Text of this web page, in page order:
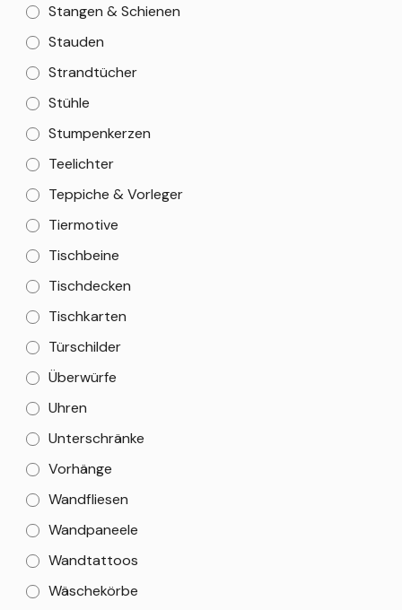
Stangen & Schienen
Stauden
Strandtücher
Stühle
Stumpenkerzen
Teelichter
Teppiche & Vorleger
Tiermotive
Tischbeine
Tischdecken
Tischkarten
Türschilder
Überwürfe
Uhren
Unterschränke
Vorhänge
Wandfliesen
Wandpaneele
Wandtattoos
Wäschekörbe